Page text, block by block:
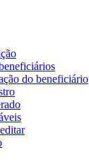
do beneficiário